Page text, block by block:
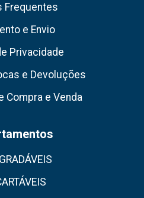
Frequentes
e Envio
Privacidade
e Devoluções
Compra e Venda